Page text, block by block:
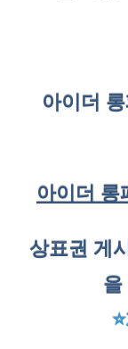
아이더
아이더 롱
상표권 게
을